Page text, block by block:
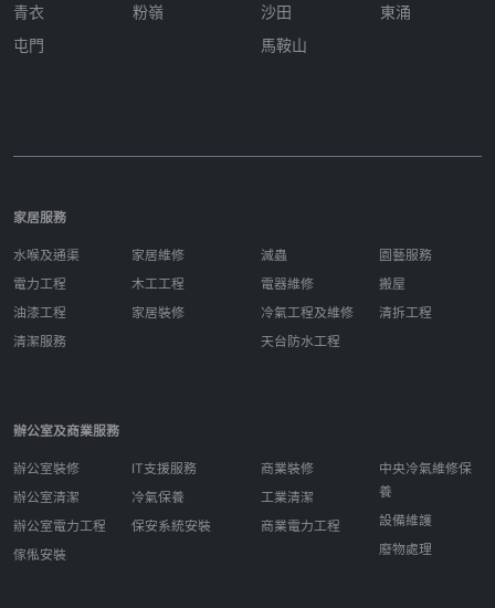
青衣
屯門
粉嶺
沙田
馬鞍山
東涌
家居服務
水喉及通渠
電力工程
油漆工程
清潔服務
家居維修
木工工程
家居裝修
滅蟲
電器維修
冷氣工程及維修
天台防水工程
園藝服務
搬屋
清拆工程
辦公室及商業服務
辦公室裝修
辦公室清潔
辦公室電力工程
傢俬安裝
IT支援服務
冷氣保養
保安系統安裝
商業裝修
工業清潔
商業電力工程
中央冷氣維修保
養
設備維護
廢物處理